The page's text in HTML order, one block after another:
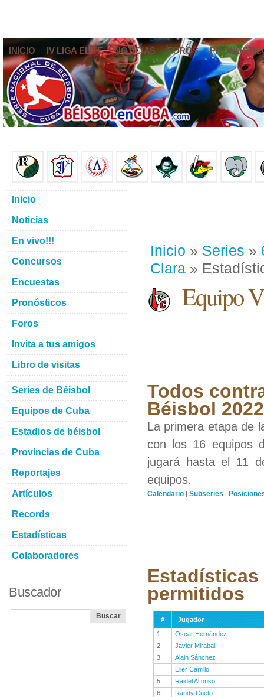
INICIO IV LIGA ELITE NOTICIAS FOROS
Inicio » Series »
Clara »
Equipo
Todos
Béisbol 2022
La primera etapa de
con los 16 equipos
jugará hasta el 11
equipos.
Calendario | Subseries |
permitidos
#
Jugador
1
Oscar Hernández
2
Javier Mirabal
3
Alain Sánchez
Elier Carrillo
5
Raidel Alfonso
6
Randy Cueto
Inicio
Noticias
En vivo!!!
Concursos
Encuestas
Pronósticos
Foros
Invita a tus amigos
Libro de visitas
Series de Béisbol
Equipos de Cuba
Estadios de béisbol
Provincias de Cuba
Reportajes
Artículos
Records
Estadísticas
Colaboradores
Buscador